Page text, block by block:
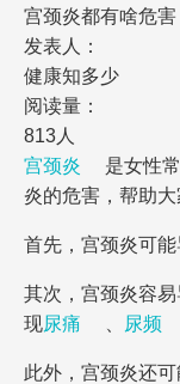
宫颈炎都有啥危害
发表人：
健康知多少
阅读量：
813人
宫颈炎
是女性
炎的危害，帮助大
首先，宫颈炎可
其次，宫颈炎容
现尿痛 尿频
此外，宫颈炎还